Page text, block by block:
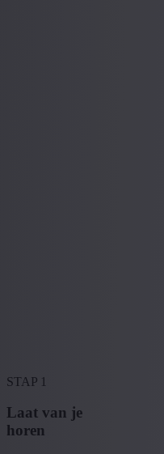
STAP 1
Laat van je
horen